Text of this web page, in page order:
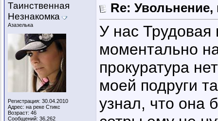
Таинственная
Незнакомка
Азазелька
Регистрация: 30.04.2010
Адрес: на реке Стикс
Возраст: 46
Сообщений: 36,262
Re:
У нас Трудовая
моментально
прокуратура
моей подруги
узнал, что она